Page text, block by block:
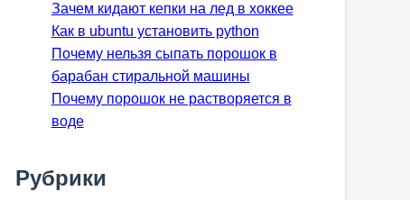
Зачем кидают кепки на лед в хоккее
Как в ubuntu установить python
Почему нельзя сыпать порошок в
барабан стиральной машины
Почему порошок не растворяется в
воде
Рубрики